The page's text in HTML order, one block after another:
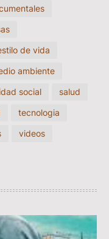
de vida
ambiente
social
salud
tecnologia
videos